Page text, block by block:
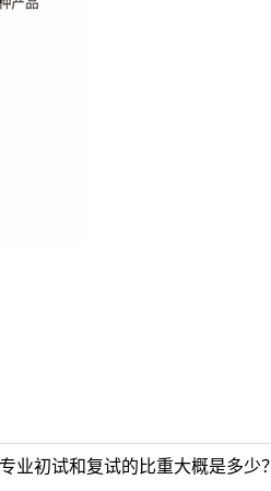
业初试和复试的比重大概是多少？